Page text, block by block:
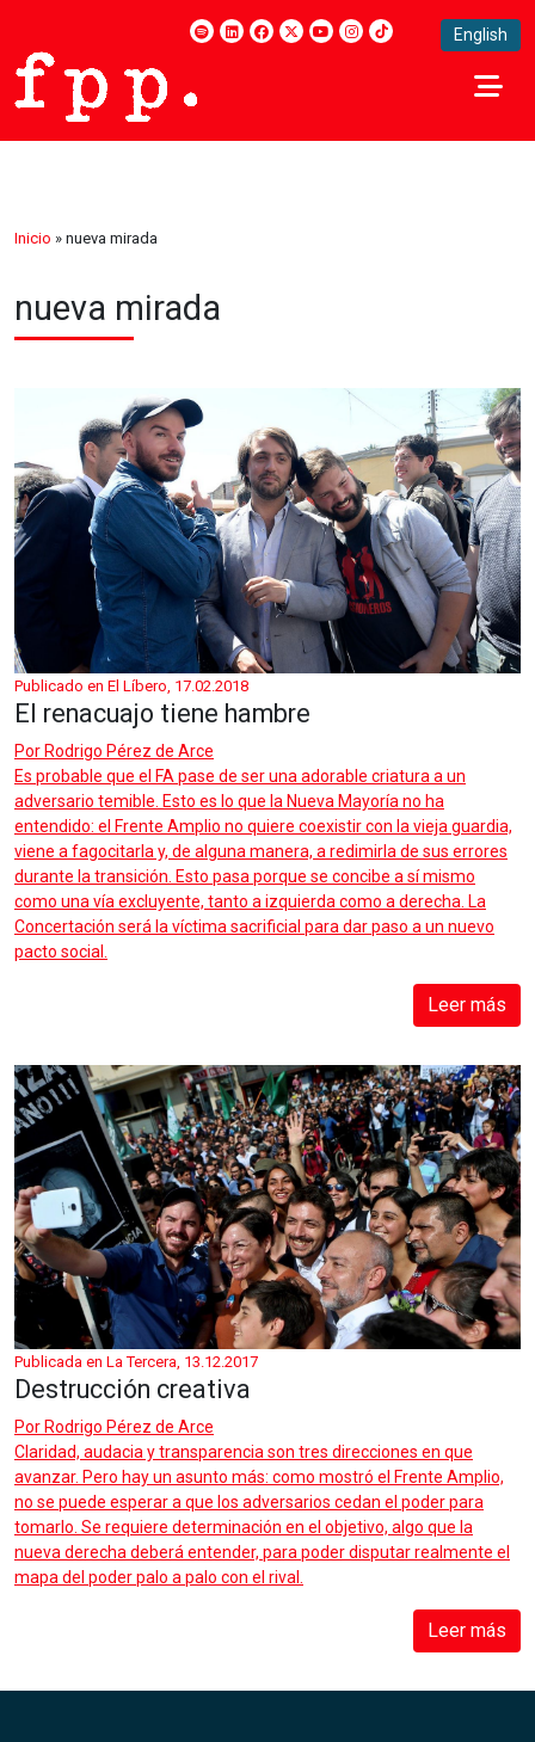
English
Inicio » nueva mirada
nueva mirada
Publicado en El Líbero, 17.02.2018
El renacuajo tiene hambre
PorRodrigo Pérez de Arce
Es probable que el FA pase de ser una adorable criatura a un
adversario temible. Esto es lo que la Nueva Mayoría no ha
entendido: el Frente Amplio no quiere coexistir con la vieja guardia,
viene a fagocitarla y, de alguna manera, a redimirla de sus errores
durante la transición. Esto pasa porque se concibe a sí mismo
como una vía excluyente, tanto a izquierda como a derecha. La
Concertación será la víctima sacrificial para dar paso a un nuevo
pacto social.
Leer más
Publicada en La Tercera, 13.12.2017
Destrucción creativa
Por Rodrigo Pérez de Arce
Claridad, audacia y transparencia son tres direcciones en que
avanzar. Pero hay un asunto más: como mostró el Frente Amplio,
no se puede esperar a que los adversarios cedan el poder para
tomarlo. Se requiere determinación en el objetivo, algo que la
nueva derecha deberá entender, para poder disputar realmente el
mapa del poder palo a palo con el rival.
Leer más